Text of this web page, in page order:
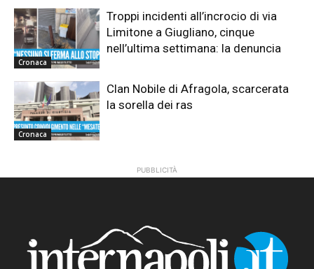
Cronaca
Troppi incidenti all’incrocio di via
Limitone a Giugliano, cinque
nell’ultima settimana: la denuncia
Cronaca
Clan Nobile di Afragola, scarcerata
la sorella dei ras
PUBBLICITÀ